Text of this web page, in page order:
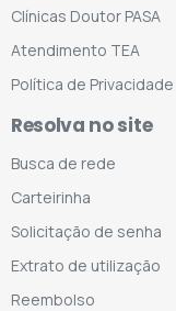
Clínicas Doutor PASA
Atendimento TEA
Política de Privacidade
Resolva no site
Busca de rede
Carteirinha
Solicitação de senha
Extrato de utilização
Reembolso